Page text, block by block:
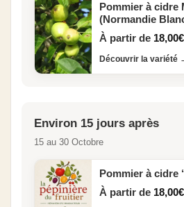
Pommier à cidre
(Normandie
À partir de 18,00€
Découvrir la variété
Environ 15 jours après
15 au 30 Octobre
Pommier à cidre
À partir de 18,00€